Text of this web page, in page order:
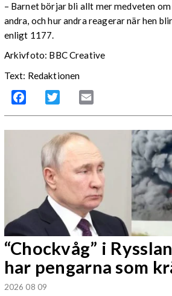
– Barnet börjar bli allt mer medveten
andra, och hur andra reagerar när hen
enligt 1177.
Arkivfoto: BBC Creative
Text: Redaktionen
Facebook Twitter
“Chockvåg” i
har pengarna som
2026 08 09